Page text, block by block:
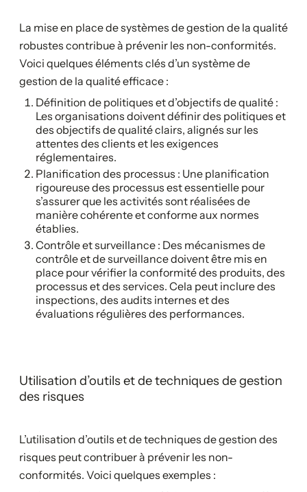
La mise en place de systèmes de gestion de la qualité
robustes contribue à prévenir les non-conformités.
Voici quelques éléments clés d’un système de
gestion de la qualité efficace :
Définition de politiques et d’objectifs de qualité :
Les organisations doivent définir des politiques et
des objectifs de qualité clairs, alignés sur les
attentes des clients et les exigences
réglementaires.
Planification des processus : Une planification
rigoureuse des processus est essentielle pour
s’assurer que les activités sont réalisées de
manière cohérente et conforme aux normes
établies.
Contrôle et surveillance : Des mécanismes de
contrôle et de surveillance doivent être mis en
place pour vérifier la conformité des produits, des
processus et des services. Cela peut inclure des
inspections, des audits internes et des
évaluations régulières des performances.
Utilisation d’outils et de techniques de gestion
des risques
L’utilisation d’outils et de techniques de gestion des
risques peut contribuer à prévenir les non-
conformités. Voici quelques exemples :